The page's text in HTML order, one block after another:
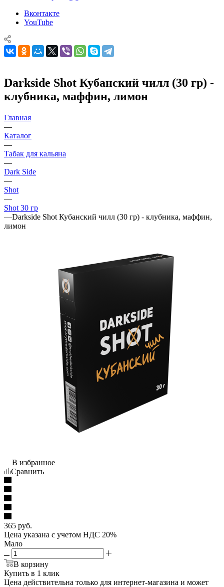
Вконтакте
YouTube
Darkside Shot Кубанский чилл (30 гр) -
клубника, маффин, лимон
Главная
—
Каталог
—
Табак для кальяна
—
Dark Side
—
Shot
—
Shot 30 гр
—Darkside Shot Кубанский чилл (30 гр) - клубника, маффин,
лимон
В избранное
Сравнить
365 руб.
Цена указана с учетом НДС 20%
Мало
В корзину
Купить в 1 клик
Цена действительна только для интернет-магазина и может